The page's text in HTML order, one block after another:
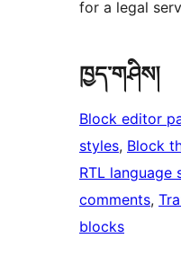
for a legal
ཁྱད་གཤིས།
Block editor
styles, Block
RTL language
comments,
blocks